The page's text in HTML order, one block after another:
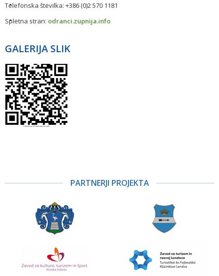
Telefonska številka: +386 (0)2 570 1181
Spletna stran: odranci.zupnija.info
GALERIJA SLIK
PARTNERJI PROJEKTA